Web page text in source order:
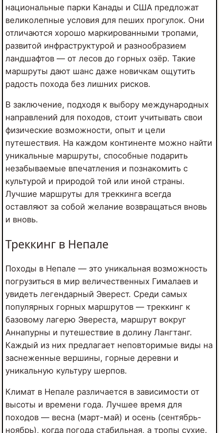
национальные парки Канады и США предложат
великолепные условия для пеших прогулок. Они
отличаются хорошо маркированными тропами,
развитой инфраструктурой и разнообразием
ландшафтов — от лесов до горных озёр. Такие
маршруты дают шанс даже новичкам ощутить
радость похода без лишних рисков.
В заключение, подходя к выбору международных
направлений для походов, стоит учитывать свои
физические возможности, опыт и цели
путешествия. На каждом континенте можно найти
уникальные маршруты, способные подарить
незабываемые впечатления и познакомить с
культурой и природой той или иной страны.
Лучшие маршруты для треккинга всегда
оставляют за собой желание возвращаться вновь
и вновь.
Треккинг в Непале
Походы в Непале — это уникальная возможность
погрузиться в мир величественных Гималаев и
увидеть легендарный Эверест. Среди самых
популярных горных маршрутов — треккинг к
базовому лагерю Эвереста, маршрут вокруг
Аннапурны и путешествие в долину Лангтанг.
Каждый из них предлагает неповторимые виды на
заснеженные вершины, горные деревни и
уникальную культуру шерпов.
Климат в Непале различается в зависимости от
высоты и времени года. Лучшее время для
походов — весна (март-май) и осень (сентябрь-
ноябрь), когда погода стабильная, а тропы сухие.